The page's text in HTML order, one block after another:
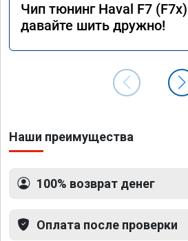
Чип тюнинг Haval F7
давайте шить дружно!
Наши преимущества
100% возврат денег
Оплата после проверки